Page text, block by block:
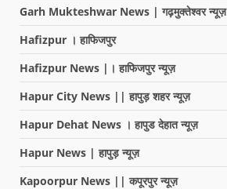
Garh Mukteshwar News | गढ़मुक्तेश्वर न्यूज़
Hafizpur । हाफिजपुर
Hafizpur News |। हाफिजपुर न्यूज़
Hapur City News || हापुड़ शहर न्यूज़
Hapur Dehat News । हापुड देहात न्यूज़
Hapur News | हापुड़ न्यूज़
Kapoorpur News || कपूरपुर न्यूज़